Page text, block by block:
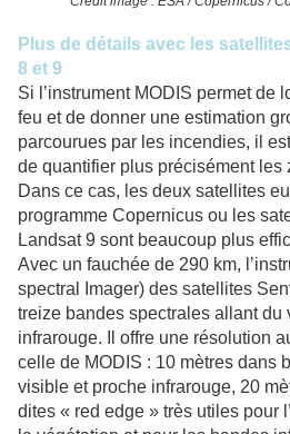
Plus de détails avec les
8 et 9
Si l’instrument MODIS permet de
feu et de donner une estimation
parcourues par les incendies, il
de quantifier plus précisément les
Dans ce cas, les deux satellites
programme Copernicus ou les
Landsat 9 sont beaucoup plus
Avec un fauchée de 290 km,
spectral Imager) des satellites
treize bandes spectrales allant du
infrarouge. Il offre une résolution
celle de MODIS : 10 mètres dans
visible et proche infrarouge, 20
dites « red edge » très utiles pour